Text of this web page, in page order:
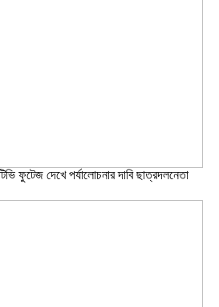
ফুটেজ দেখে পর্যালোচনার দাবি ছাত্রদলনেতা